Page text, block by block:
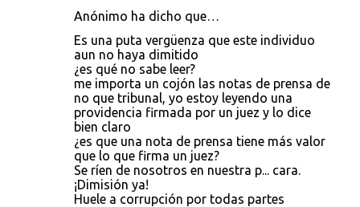
Anónimo ha dicho que…
Es una puta vergüenza que este individuo
aun no haya dimitido
¿es qué no sabe leer?
me importa un cojón las notas de prensa de
no que tribunal, yo estoy leyendo una
providencia firmada por un juez y lo dice
bien claro
¿es que una nota de prensa tiene más valor
que lo que firma un juez?
Se ríen de nosotros en nuestra p... cara.
¡Dimisión ya!
Huele a corrupción por todas partes